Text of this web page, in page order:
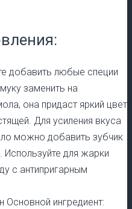
добавить любые специи
заменить на
она придаст яркий цвет
Для усиления вкуса
можно добавить зубчик
Используйте для жарки
с антипригарным
Основной ингредиент: